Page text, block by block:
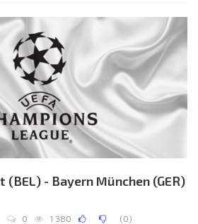
ассистенты арбитра:
(BEL) - Bayern München (GER)
0 1 380 (0)